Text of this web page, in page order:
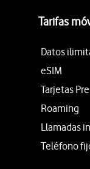
Tarifas
Datos
eSIM
Tarjetas
Roaming
Llamadas
Teléfono